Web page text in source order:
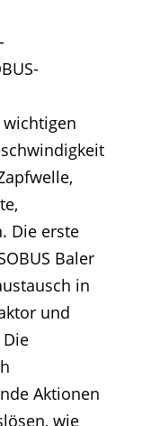
Die erste
Baler
in
und
Aktionen
wie